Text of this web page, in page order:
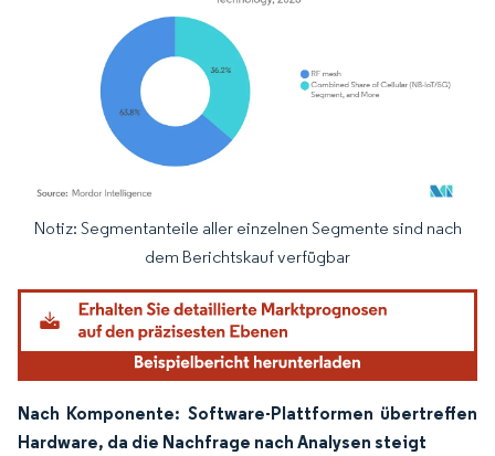
Bild © Mordor Intelligence. Wiederverwendung erfordert Namensnennung
Notiz: Segmentanteile aller einzelnen Segmente sind nach
dem Berichtskauf verfügbar
Nach Komponente: Software-Plattformen übertreffen
Hardware, da die Nachfrage nach Analysen steigt